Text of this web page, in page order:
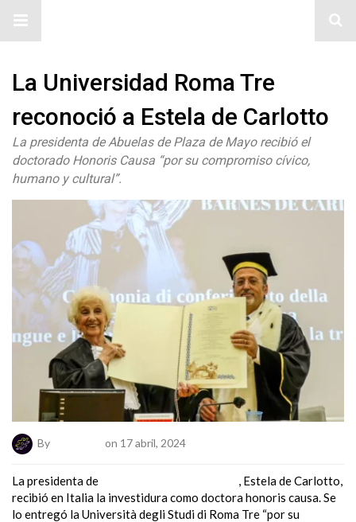
La Universidad Roma Tre
reconoció a Estela de Carlotto
La presidenta de Abuelas de Plaza de Mayo recibió el
doctorado Honoris Causa “por su compromiso cívico,
humano y cultural”.
By on 17 abril, 2024
La presidenta de
, Estela de Carlotto,
recibió en Italia la investidura como doctora honoris causa. Se
lo entregó la Università degli Studi di Roma Tre “por su